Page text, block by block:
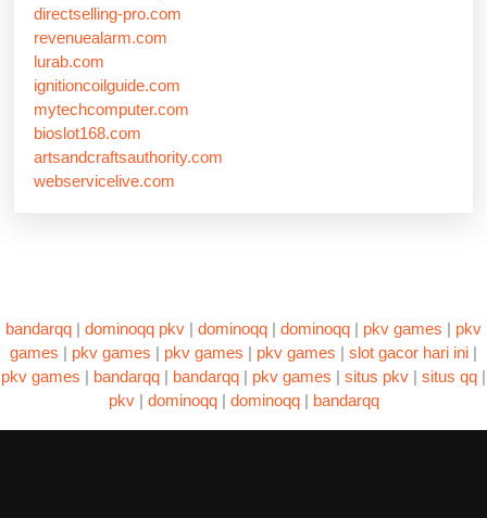
directselling-pro.com
revenuealarm.com
lurab.com
ignitioncoilguide.com
mytechcomputer.com
bioslot168.com
artsandcraftsauthority.com
webservicelive.com
bandarqq | dominoqq pkv | dominoqq | dominoqq | pkv games | pkv
games | pkv games | pkv games | pkv games | slot gacor hari ini |
pkv games | bandarqq | bandarqq | pkv games | situs pkv | situs qq |
pkv| dominoqq| dominoqq| bandarqq